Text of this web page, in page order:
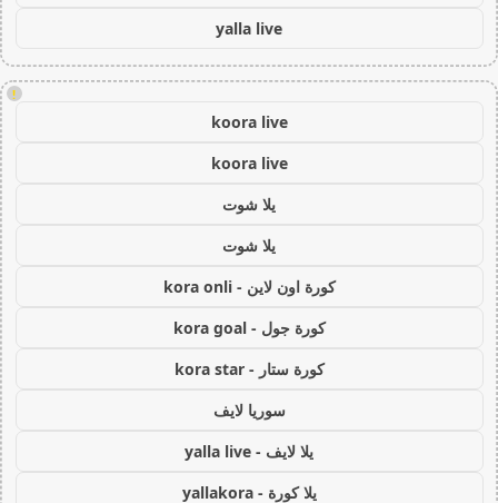
yalla live
!
koora live
koora live
يلا شوت
يلا شوت
كورة اون لاين - kora onli
كورة جول - kora goal
كورة ستار - kora star
سوريا لايف
يلا لايف - yalla live
يلا كورة - yallakora